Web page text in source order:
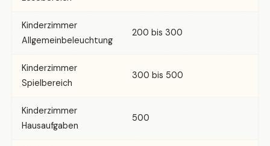
Kinderzimmer
Allgemeinbeleuchtung
200 bis 300
Kinderzimmer
Spielbereich
300 bis 500
Kinderzimmer
Hausaufgaben
500